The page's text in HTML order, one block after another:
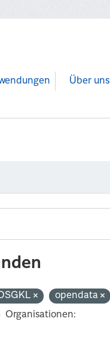
Über uns
opendata
Organisationen: